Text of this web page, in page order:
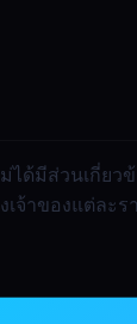
ได้มีส่วนเกี่
ของแต่ละร